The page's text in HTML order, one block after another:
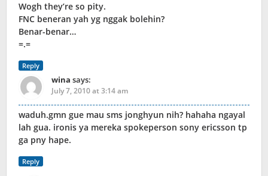
Wogh they’re so pity.
FNC beneran yah yg nggak bolehin?
Benar-benar…
=.=
Reply
wina says:
July 7, 2010 at 3:14 am
waduh.gmn gue mau sms jonghyun nih? hahaha ngayal
lah gua. ironis ya mereka spokeperson sony ericsson tp
ga pny hape.
Reply